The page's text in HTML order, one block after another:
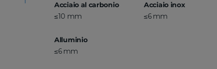
Acciaio al carbonio
≤10 mm
Acciaio inox
≤6 mm
Alluminio
≤6 mm